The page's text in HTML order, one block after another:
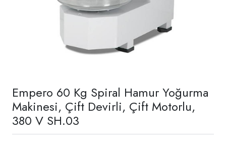
Empero 60 Kg Spiral Hamur Yoğurma
Makinesi, Çift Devirli, Çift Motorlu,
380 V SH.03